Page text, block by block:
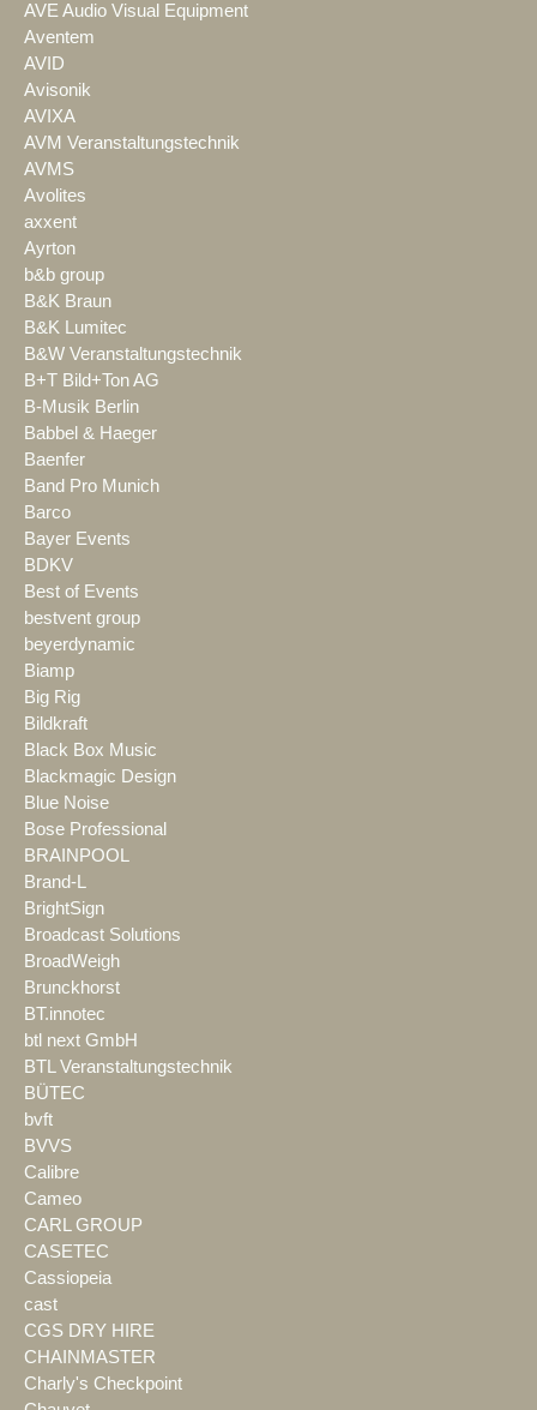
AVE Audio Visual Equipment
Aventem
AVID
Avisonik
AVIXA
AVM Veranstaltungstechnik
AVMS
Avolites
axxent
Ayrton
b&b group
B&K Braun
B&K Lumitec
B&W Veranstaltungstechnik
B+T Bild+Ton AG
B-Musik Berlin
Babbel & Haeger
Baenfer
Band Pro Munich
Barco
Bayer Events
BDKV
Best of Events
bestvent group
beyerdynamic
Biamp
Big Rig
Bildkraft
Black Box Music
Blackmagic Design
Blue Noise
Bose Professional
BRAINPOOL
Brand-L
BrightSign
Broadcast Solutions
BroadWeigh
Brunckhorst
BT.innotec
btl next GmbH
BTL Veranstaltungstechnik
BÜTEC
bvft
BVVS
Calibre
Cameo
CARL GROUP
CASETEC
Cassiopeia
cast
CGS DRY HIRE
CHAINMASTER
Charly's Checkpoint